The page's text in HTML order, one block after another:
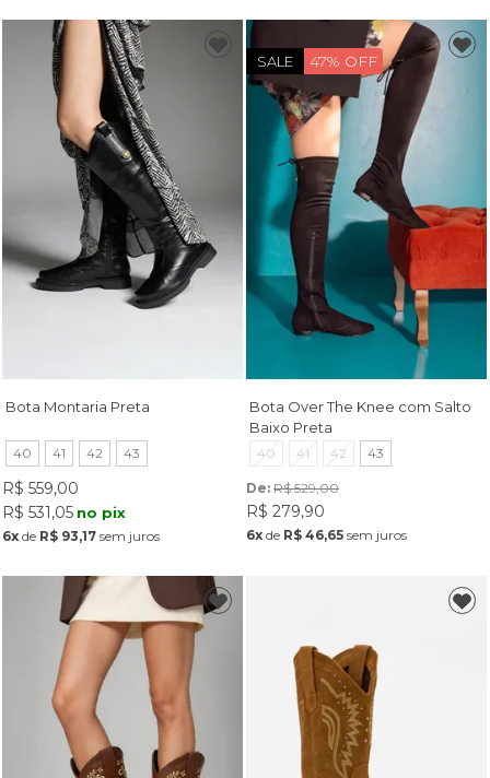
Bota Montaria Preta
40 41 42 43
R$ 559,00
R$ 531,05 no pix
6xde R$ 93,17sem juros
SALE 47% OFF
Bota Over The Knee com Salto
Baixo Preta
40 41 42 43
De: R$ 529,00
R$ 279,90
6x de R$ 46,65 sem juros